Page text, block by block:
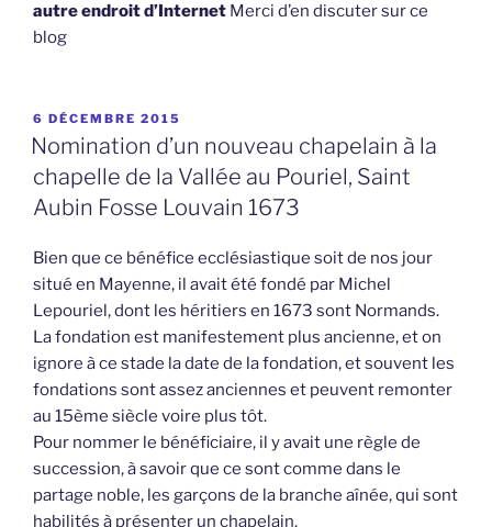
autre endroit d’Internet Merci d’en discuter sur ce
blog
PUBLIÉ
LE
6 DÉCEMBRE 2015
Nomination d’un nouveau chapelain à la
chapelle de la Vallée au Pouriel, Saint
Aubin Fosse Louvain 1673
Bien que ce bénéfice ecclésiastique soit de nos jour
situé en Mayenne, il avait été fondé par Michel
Lepouriel, dont les héritiers en 1673 sont Normands.
La fondation est manifestement plus ancienne, et on
ignore à ce stade la date de la fondation, et souvent les
fondations sont assez anciennes et peuvent remonter
au 15ème siècle voire plus tôt.
Pour nommer le bénéficiaire, il y avait une règle de
succession, à savoir que ce sont comme dans le
partage noble, les garçons de la branche aînée, qui sont
habilités à présenter un chapelain.